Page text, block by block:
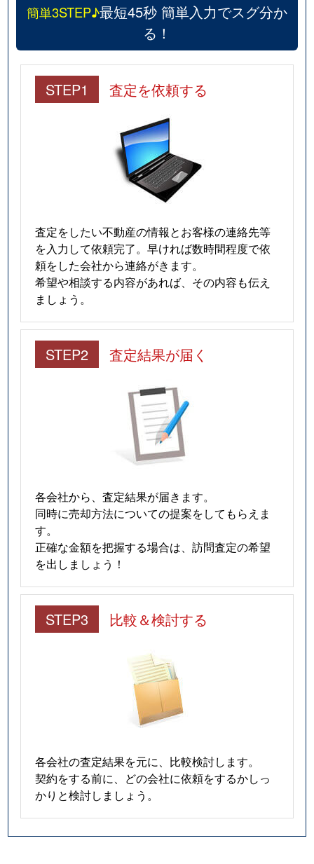
簡単3STEP♪最短45秒 簡単入力でスグ分か
る！
STEP1 査定を依頼する
査定をしたい不動産の情報とお客様の連絡先等
を入力して依頼完了。早ければ数時間程度で依
頼をした会社から連絡がきます。
希望や相談する内容があれば、その内容も伝え
ましょう。
STEP2 査定結果が届く
各会社から、査定結果が届きます。
同時に売却方法についての提案をしてもらえま
す。
正確な金額を把握する場合は、訪問査定の希望
を出しましょう！
STEP3 比較＆検討する
各会社の査定結果を元に、比較検討します。
契約をする前に、どの会社に依頼をするかしっ
かりと検討しましょう。